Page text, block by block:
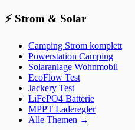
⚡ Strom & Solar
Camping Strom komplett
Powerstation Camping
Solaranlage Wohnmobil
EcoFlow Test
Jackery Test
LiFePO4 Batterie
MPPT Laderegler
Alle Themen →